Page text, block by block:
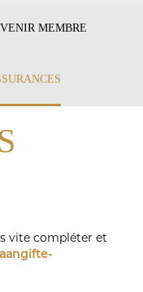
MEMBRE
vite compléter et